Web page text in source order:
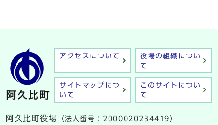
アクセスについて
役場の組織につい
て
サイトマップにつ
いて
このサイトについ
て
阿久比町役場 （法人番号：2000020234419）